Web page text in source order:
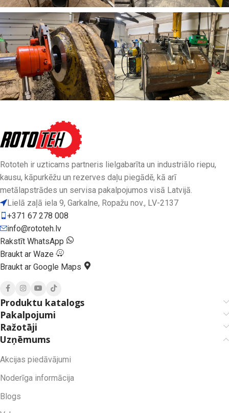
Rototeh ir uzticams partneris lielgabarīta un industriālo riepu,
kausu, kāpurkēžu un rezerves daļu piegādē, kā arī
metālapstrādes un servisa pakalpojumos visā Latvijā.
Lielā zaļā iela 9, Garkalne, Ropažu nov., LV-2137
+371 67 278 008
info@rototeh.lv
Rakstīt WhatsApp
Braukt ar Waze
Braukt ar Google Maps
Produktu katalogs
Pakalpojumi
Ražotāji
Uzņēmums
Akcijas piedāvājumi
Noderīga informācija
Blogs